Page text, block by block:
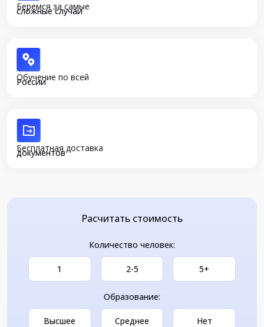
Беремся за самые
сложные случаи
Обучение по всей
России
Бесплатная доставка
документов
Расчитать стоимость
Количество человек:
1 2-5 5+
Образование:
Высшее Среднее Нет